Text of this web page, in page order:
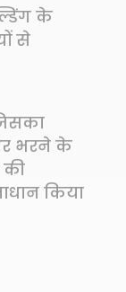
के
से
भरने के
किया